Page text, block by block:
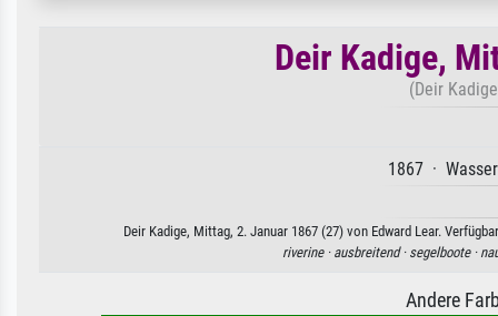
Deir Kadige,
(Deir
1867 ·
Deir Kadige, Mittag, 2. Januar 1867 (27) von Edward Lear.
riverine · ausbreitend · segelboote ·
Andere